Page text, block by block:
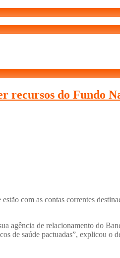
do Fundo
com as contas correntes
agência de relacionamento do
de saúde pactuadas”, explicou